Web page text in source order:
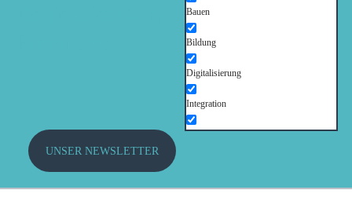
Bauen
Bildung
Digitalisierung
Integration
Kinder und Jugendliche
UNSER NEWSLETTER
AUSSCHÜSSE
PRESSE
TERMINE